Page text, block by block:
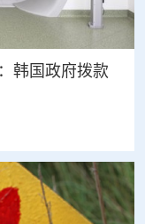
韩国政府拨款